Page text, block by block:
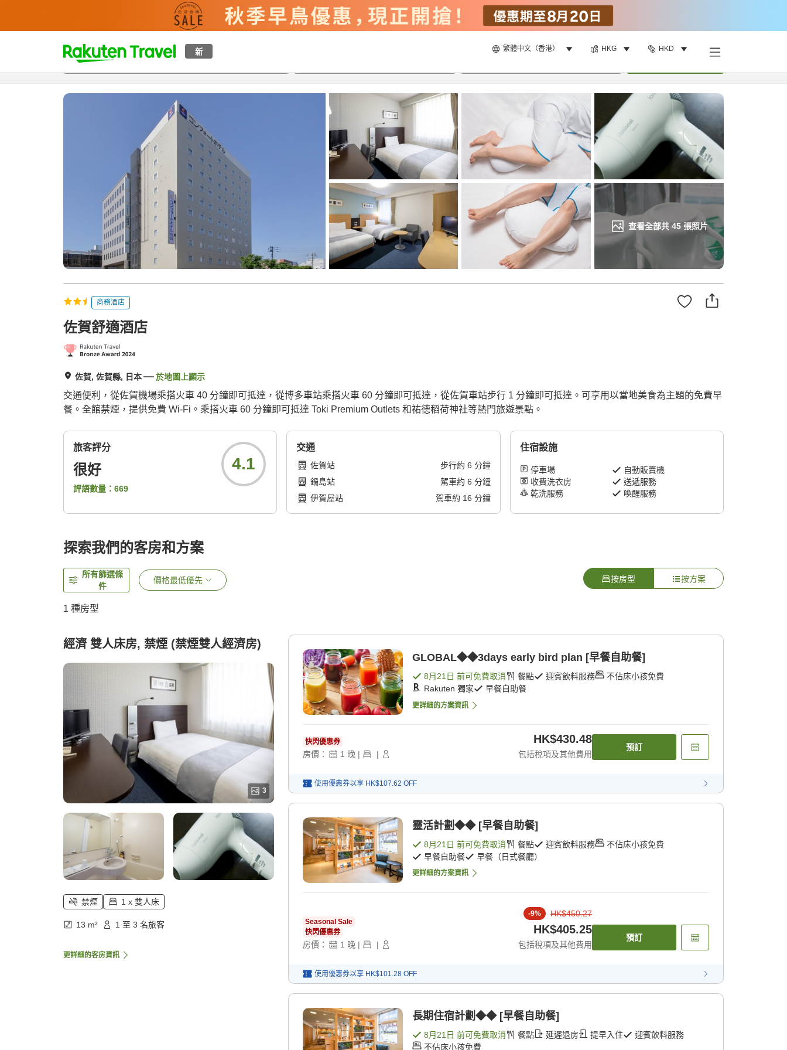
新 繁體中文（香港） HKG HKD
t
p
a
查看全部共 45張照片
概覽房間及住宿方案 評價特色設施
商務酒店
佐賀舒適酒店
佐賀, 佐賀縣, 日本 於地圖上顯示
交通便利，從佐賀機場乘搭火車 40 分鐘即可抵達，從博多車站乘搭火車 60 分鐘即可抵達，從佐賀車站步行 1 分鐘即可抵達。可享用以當地美食為主題的免費早
餐。全館禁煙，提供免費 Wi-Fi。乘搭火車 60 分鐘即可抵達 Toki Premium Outlets 和祐德稻荷神社等熱門旅遊景點。
旅客評分
很好
評語數量： 669
4.1
交通
佐賀站 步行約 6 分鐘
鍋島站
駕車約 6 分鐘
伊賀屋站
駕車約 16 分鐘
住宿設施
停車場
自動販賣機
收費洗衣房
送遞服務
乾洗服務
喚醒服務
探索我們的客房和方案
所有篩選條
件
價格最低優先 按房型 按方案
1 種房型
經濟 雙人床房, 禁煙 (禁煙雙人經濟房)
3
禁煙 1 x 雙人床
13 m² 1 至 3 名旅客
更詳細的客房資訊
GLOBAL◆◆3days early bird plan [早餐自助餐]
8月21日 前可免費取消 餐點 迎賓飲料服務
不佔床小孩免費
Rakuten 獨家
早餐自助餐
更詳細的方案資訊
快閃優惠券
房價： 1 晚 | |
HK$430.48
包括稅項及其他費用
預訂
使用優惠券以享 HK$107.62 OFF
靈活計劃◆◆ [早餐自助餐]
8月21日 前可免費取消 餐點 迎賓飲料服務
不佔床小孩免費
早餐自助餐
早餐（日式餐廳）
更詳細的方案資訊
Seasonal Sale
快閃優惠券
房價： 1 晚 | |
-9% HK$450.27
HK$405.25
包括稅項及其他費用
預訂
使用優惠券以享 HK$101.28 OFF
長期住宿計劃◆◆ [早餐自助餐]
8月21日 前可免費取消 餐點 延遲退房 提早入住
迎賓飲料服務
不佔床小孩免費